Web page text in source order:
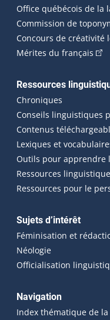
Office québécois de la
Commission de
Concours de créativité
Mérites du français
Ressources
Chroniques
Conseils linguistiques
Contenus
Lexiques et
Outils pour apprendre
Ressources
Ressources pour le
Sujets d’intérêt
Féminisation et
Néologie
Officialisation
Navigation
Index thématique de la